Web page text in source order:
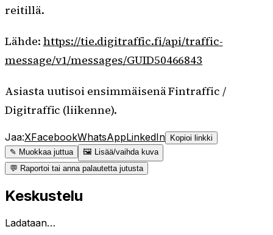
reitillä.
Lähde: https://tie.digitraffic.fi/api/traffic-
message/v1/messages/GUID50466843
Asiasta uutisoi ensimmäisenä Fintraffic /
Digitraffic (liikenne).
Jaa:XFacebookWhatsAppLinkedIn
Kopioi linkki
✎ Muokkaa juttua
🖼 Lisää/vaihda kuva
💬 Raportoi tai anna palautetta jutusta
Keskustelu
Ladataan…